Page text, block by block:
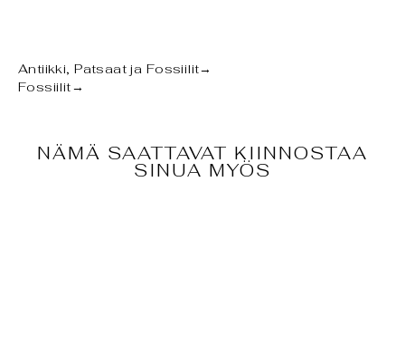
Antiikki, Patsaat ja Fossiilit→
Fossiilit→
NÄMÄ SAATTAVAT KIINNOSTAA
SINUA MYÖS